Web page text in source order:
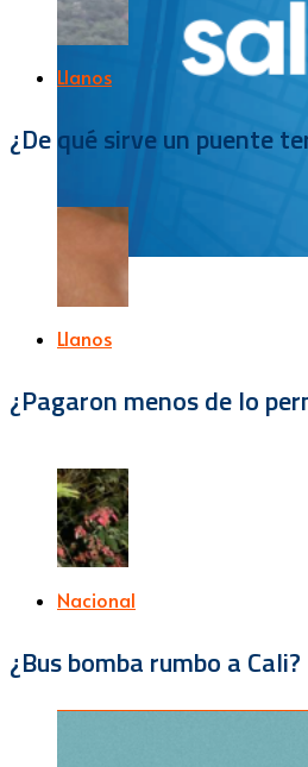
Llanos
¿De qué sirve un puente
Llanos
¿Pagaron menos de lo
Nacional
¿Bus bomba rumbo a